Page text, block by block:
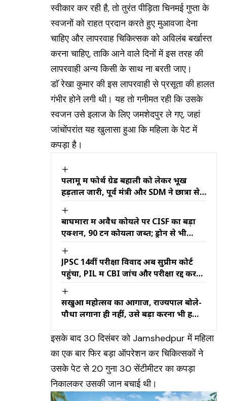
स्वीकार कर रही है, तो तुरंत पीड़िता चिनमई गुप्ता के
स्वजनों को राहत प्रदान करते हुए मुआवजा देना
चाहिए और लापरवाह चिकित्सक को अविलंब बर्खास्त
करना चाहिए, ताकि आने वाले दिनों में इस तरह की
लापरवाही अन्य किसी के साथ ना बरती जाए।
डाॅ रेखा कुमार की इस लापरवाही से प्रसूता की हालत
गंभीर होने लगी थी। यह तो गनीमत रही कि उसके
स्वजन उसे इलाज के लिए जमशेदपुर ले गए, जहां
जांचोंपरांत यह खुलासा हुआ कि महिला के पेट में
कपड़ा है।
पलामू में फोर्थ ग्रेड बहाली को लेकर भूख
हड़ताल जारी, पूर्व मंत्री और SDM ने छात्रों से
बाघमारा में अवैध कोयले पर CISF का बड़ा
एक्शन, 90 टन कोयला जब्त; ड्रोन से भी
JPSC 14वीं परीक्षा विवाद अब सुप्रीम कोर्ट
पहुंचा, PIL में CBI जांच और परीक्षा रद्द करने
सखुआ महोत्सव का आगाज, राज्यपाल बोले-
पौधा लगाना ही नहीं, उसे बड़ा करना भी हमारी
इसके बाद 30 दिसंबर को Jamshedpur में महिला
का एक बार फिर बड़ा ऑपरेशन कर चिकित्सकों ने
उसके पेट से 20 गुना 30 सेंटीमीटर का कपड़ा
निकालकर उसकी जान बचाई थी।